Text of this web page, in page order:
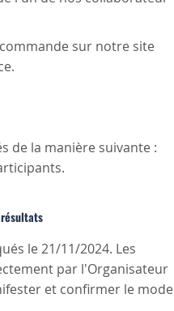
sur notre site
de la manière suivante :
le 21/11/2024. Les
par l'Organisateur
et confirmer le mode